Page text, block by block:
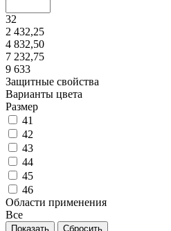
32
2 432,25
4 832,50
7 232,75
9 633
Защитные свойства
Варианты цвета
Размер
41
42
43
44
45
46
Области применения
Все